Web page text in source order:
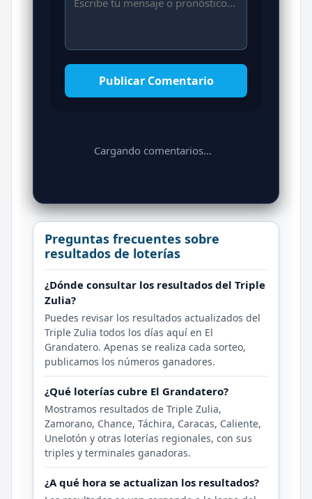
Publicar Comentario
Cargando comentarios...
Preguntas frecuentes sobre
resultados de loterías
¿Dónde consultar los resultados del Triple
Zulia?
Puedes revisar los resultados actualizados del
Triple Zulia todos los días aquí en El
Grandatero. Apenas se realiza cada sorteo,
publicamos los números ganadores.
¿Qué loterías cubre El Grandatero?
Mostramos resultados de Triple Zulia,
Zamorano, Chance, Táchira, Caracas, Caliente,
Unelotón y otras loterías regionales, con sus
triples y terminales ganadoras.
¿A qué hora se actualizan los resultados?